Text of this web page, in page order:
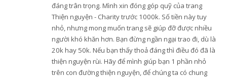
đáng trân trọng. Mình xin đóng góp quỹ của trang
Thiện nguyện - Charity trước 1000k. Số tiền này tuy
nhỏ, nhưng mong muốn trang sẽ giúp đỡ được nhiều
người khó khăn hơn. Bạn đừng ngần ngại trao đi, dù là
20k hay 50k. Nếu bạn thấy thoả đáng thì điều đó đã là
thiện nguyện rùi. Hãy để mình giúp bạn 1 phần nhỏ
trên con đường thiện nguyện, để chúng ta có chung